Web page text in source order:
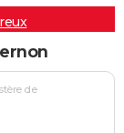
de